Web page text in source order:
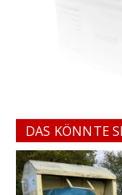
DAS KÖNNTE